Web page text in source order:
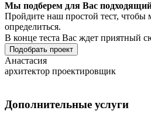
Мы подберем для Вас
Пройдите наш простой тест,
определиться.
В конце теста Вас ждет приятный
Подобрать проект
Анастасия
архитектор проектировщик
Дополнительные услуги